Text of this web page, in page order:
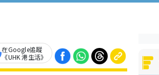
在Google追蹤
《UHK 港生活》